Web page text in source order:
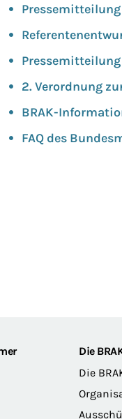
2. Verordnung
BRAK-
FAQ des
Die
Die